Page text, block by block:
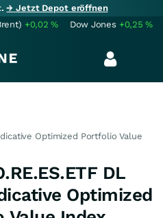
→ Jetzt Depot eröffnen
+0,02% Dow Jones +0,25%
Optimized Portfolio Value
DL
Optimized